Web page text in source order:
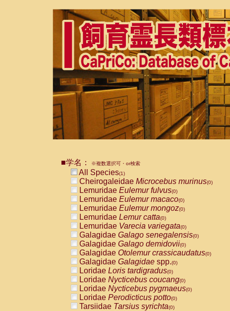
■学名： ※複数選択可・or検索
All Species(1)
Cheirogaleidae Microcebus murinus(0)
Lemuridae Eulemur fulvus(0)
Lemuridae Eulemur macaco(0)
Lemuridae Eulemur mongoz(0)
Lemuridae Lemur catta(0)
Lemuridae Varecia variegata(0)
Galagidae Galago senegalensis(0)
Galagidae Galago demidovii(0)
Galagidae Otolemur crassicaudatus(0)
Galagidae Galagidae spp.(0)
Loridae Loris tardigradus(0)
Loridae Nycticebus coucang(0)
Loridae Nycticebus pygmaeus(0)
Loridae Perodicticus potto(0)
Tarsiidae Tarsius syrichta(0)